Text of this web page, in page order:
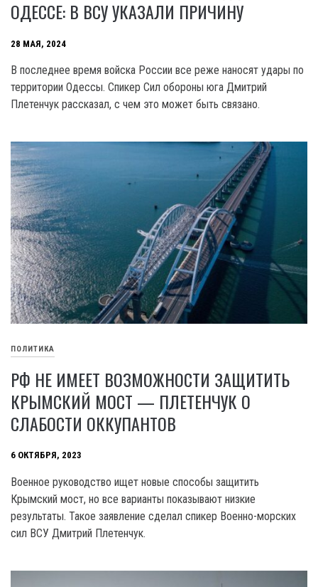
ОДЕССЕ: В ВСУ УКАЗАЛИ ПРИЧИНУ
28 МАЯ, 2024
В последнее время войска России все реже наносят удары по
территории Одессы. Спикер Сил обороны юга Дмитрий
Плетенчук рассказал, с чем это может быть связано.
ПОЛИТИКА
РФ НЕ ИМЕЕТ ВОЗМОЖНОСТИ ЗАЩИТИТЬ
КРЫМСКИЙ МОСТ — ПЛЕТЕНЧУК О
СЛАБОСТИ ОККУПАНТОВ
6 ОКТЯБРЯ, 2023
Военное руководство ищет новые способы защитить
Крымский мост, но все варианты показывают низкие
результаты. Такое заявление сделал спикер Военно-морских
сил ВСУ Дмитрий Плетенчук.